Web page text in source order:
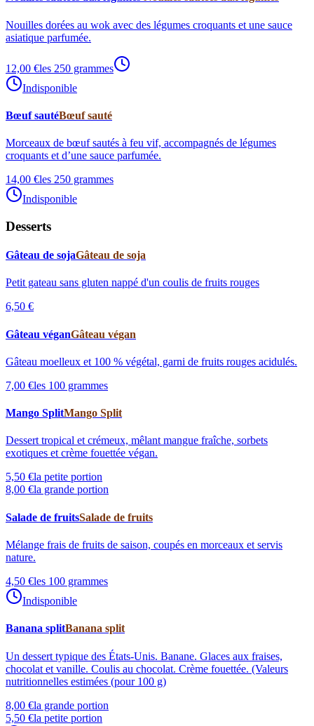
Nouilles dorées au wok avec des légumes croquants et une sauce
asiatique parfumée.
12,00 €les 250 grammes
Indisponible
Bœuf sautéBœuf sauté
Morceaux de bœuf sautés à feu vif, accompagnés de légumes
croquants et d’une sauce parfumée.
14,00 €les 250 grammes
Indisponible
Desserts
Gâteau de sojaGâteau de soja
Petit gateau sans gluten nappé d'un coulis de fruits rouges
6,50 €
Gâteau véganGâteau végan
Gâteau moelleux et 100 % végétal, garni de fruits rouges acidulés.
7,00 €les 100 grammes
Mango SplitMango Split
Dessert tropical et crémeux, mêlant mangue fraîche, sorbets
exotiques et crème fouettée végan.
5,50 €la petite portion
8,00 €la grande portion
Salade de fruitsSalade de fruits
Mélange frais de fruits de saison, coupés en morceaux et servis
nature.
4,50 €les 100 grammes
Indisponible
Banana splitBanana split
Un dessert typique des États-Unis. Banane. Glaces aux fraises,
chocolat et vanille. Coulis au chocolat. Crème fouettée. (Valeurs
nutritionnelles estimées (pour 100 g)
8,00 €la grande portion
5,50 €la petite portion